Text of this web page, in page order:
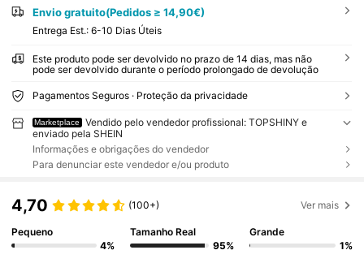
Envio gratuito(Pedidos ≥ 14,90€)
Entrega Est.: 6-10 Dias Úteis
Este produto pode ser devolvido no prazo de 14 dias, mas não
pode ser devolvido durante o período prolongado de devolução
Pagamentos Seguros · Proteção da privacidade
Marketplace
Vendido pelo vendedor profissional: TOPSHINY e
enviado pela SHEIN
Informações e obrigações do vendedor
Para denunciar este vendedor e/ou produto
4,70 (100+) Ver mais
Pequeno
4%
Tamanho Real
95%
Grande
1%